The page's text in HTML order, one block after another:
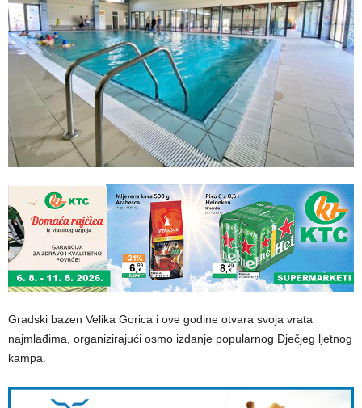
Gradski bazen Velika Gorica i ove godine otvara svoja vrata
najmlađima, organizirajući osmo izdanje popularnog Dječjeg ljetnog
kampa.